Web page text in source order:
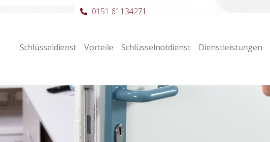
Schlüsseldienst Vorteile Schlüsselnotdienst Dienstleistungen
0151 61134271